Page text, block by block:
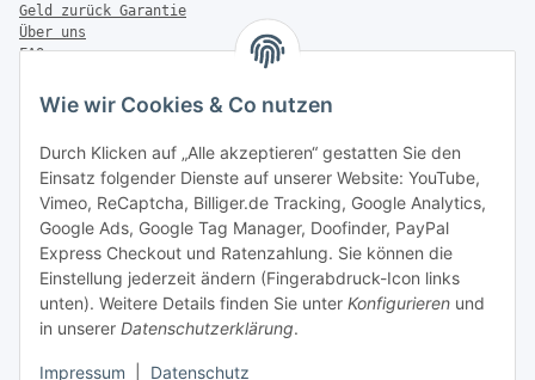
Wie wir Cookies & Co nutzen
Durch Klicken auf „Alle akzeptieren“ gestatten Sie den
Einsatz folgender Dienste auf unserer Website: YouTube,
Vimeo, ReCaptcha, Billiger.de Tracking, Google Analytics,
Google Ads, Google Tag Manager, Doofinder, PayPal
Express Checkout und Ratenzahlung. Sie können die
Einstellung jederzeit ändern (Fingerabdruck-Icon links
unten). Weitere Details finden Sie unter Konfigurieren und
in unserer Datenschutzerklärung.
Impressum Datenschutz
Geld zurück Garantie
Über uns
FAQ
Zahlung & Versand
Versandinformationen
Sonstiges